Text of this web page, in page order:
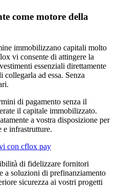
come motore della
immobilizzano capitali molto
vi consente di attingere la
essenziali direttamente
ad essa. Senza
di pagamento senza il
il capitale immobilizzato.
a vostra disposizione per
e infrastrutture.
con cflox pay
di fidelizzare fornitori
a soluzioni di prefinanziamento
sicurezza ai vostri progetti